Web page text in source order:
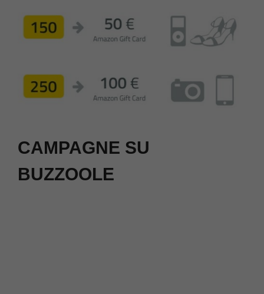
CAMPAGNE SU
BUZZOOLE